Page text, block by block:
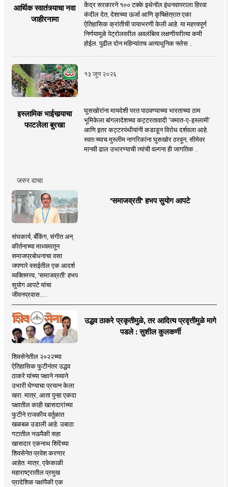
आर्थिक स्वातंत्र्याचा नवा
जाहीरनामा
केंद्र सरकारने १०० टक्के इथेनॉल इंधनवापराला हिरवा
कंदील देत, देशाच्या ऊर्जा आणि कृषिक्षेत्रात एका
ऐतिहासिक क्रांतीची पायाभरणी केली आहे. या महत्त्वपूर्ण
निर्णयामुळे पेट्रोलवरील अवलंबित्व लक्षणीयरीत्या कमी
होईल. पुढील दोन महिन्यांतच अत्याधुनिक फ्लेस ..
१३ जून २०२६
इस्लामिक भाईचार्‍याचा
फाटलेला बुरखा
घुसखोरांना मायदेशी परत पाठवण्याच्या भारताच्या ठाम
भूमिकेला बांगलादेशच्या कट्टरतावादी ‘जमात-ए-इस्लामी’
आणि इतर कट्टरपंथीयांनी कडाडून विरोध दर्शवला आहे.
स्वतःच्याच मुस्लीम नागरिकांना घुसखोर ठरवून, सीमेवर
मानवी ढाल उभारण्याची त्यांची वल्गना ही जागतिक ..
जरुर वाचा
'समाजव्रती' हभप सुयोग आपटे
संघकार्य, बँकिंग, संगीत अन्
कीर्तनाच्या माध्यमातून
समाजप्रबोधनाचा वसा
जपणारे वसईतील एक आदर्श
व्यक्तिमत्त्व, 'समाजव्रती' हभप
सुयोग आपटे यांचा
जीवनप्रवास.....
उद्धव ठाकरे प्रकृतीमुळे, तर आदित्य प्रवृत्तीमुळे मागे
पडले : सुशील कुलकर्णी
शिवसेनेतील २०२२च्या
ऐतिहासिक फुटीनंतर उद्धव
ठाकरे यांच्या पक्षाने नव्याने
उभारी घेण्याचा प्रयत्न केला
खरा. मात्र, आता पुन्हा एकदा
पक्षातील काही खासदारांच्या
फुटीने राजकीय वर्तुळात
खळबळ उडाली आहे. उबाठा
गटातील नऊपैकी सहा
खासदार एकनाथ शिंदेंच्या
शिवसेनेत प्रवेश करणार
आहेत. मात्र, एकेकाळी
महाराष्ट्रातील प्रमुख
प्रादेशिक पक्षांपैकी एक